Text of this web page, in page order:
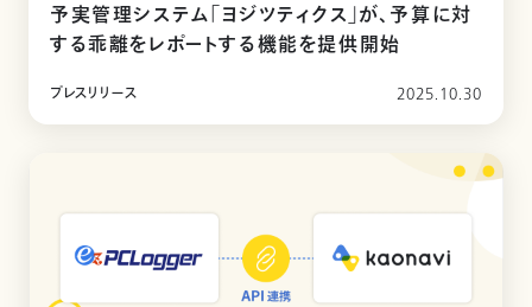
予実管理システム「ヨジツティクス」が、予算に対
する乖離をレポートする機能を提供開始
プレスリリース 2025.10.30